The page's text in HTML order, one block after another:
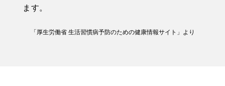
ます。
「厚生労働省 生活習慣病予防のための健康情報サイト」より